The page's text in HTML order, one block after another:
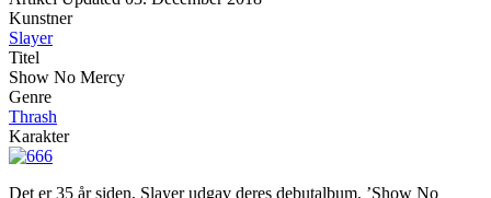
Kunstner
Slayer
Titel
Show No Mercy
Genre
Thrash
Karakter
Det er 35 år siden, Slayer udgav deres debutalbum, ’Show No